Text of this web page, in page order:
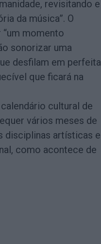
revisitando e
da música”. O
momento
sonorizar uma
desfilam em perfeita
que ficará na
cultural de
vários meses de
disciplinas artísticas e
como acontece de